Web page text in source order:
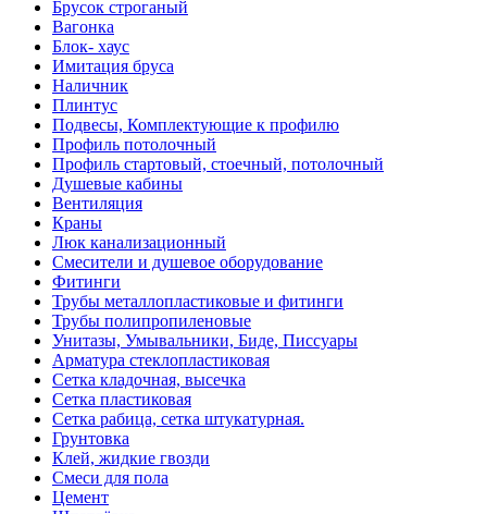
Брусок строганый
Вагонка
Блок- хаус
Имитация бруса
Наличник
Плинтус
Подвесы, Комплектующие к профилю
Профиль потолочный
Профиль стартовый, стоечный, потолочный
Душевые кабины
Вентиляция
Краны
Люк канализационный
Смесители и душевое оборудование
Фитинги
Трубы металлопластиковые и фитинги
Трубы полипропиленовые
Унитазы, Умывальники, Биде, Писсуары
Арматура стеклопластиковая
Сетка кладочная, высечка
Сетка пластиковая
Сетка рабица, сетка штукатурная.
Грунтовка
Клей, жидкие гвозди
Смеси для пола
Цемент